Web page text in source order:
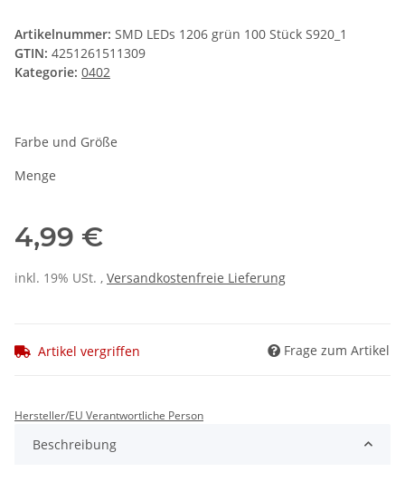
Artikelnummer: SMD LEDs 1206 grün 100 Stück S920_1
GTIN: 4251261511309
Kategorie: 0402
Farbe und Größe
Menge
4,99 €
inkl. 19% USt. , Versandkostenfreie Lieferung
Artikel vergriffen Frage zum Artikel
Hersteller/EU Verantwortliche Person
Beschreibung